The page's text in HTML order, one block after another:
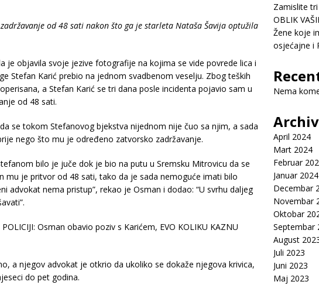
od 48 sati nakon što ga je starleta Nataša Šavija optužila
je objavila svoje jezive fotografije na kojima se vide povrede lica i
Stefan Karić prebio na jednom svadbenom veselju. Zbog teških
a Stefan Karić se tri dana posle incidenta pojavio sam u
od 48 sati.
se tokom Stefanovog bjekstva nijednom nije čuo sa njim, a sada
nego što mu je određeno zatvorsko zadržavanje.
bilo je juče dok je bio na putu u Sremsku Mitrovicu da se
mu je pritvor od 48 sati, tako da je sada nemoguće imati bilo
advokat nema pristup”, rekao je Osman i dodao: “U svrhu daljeg
a njegov advokat je otkrio da ukoliko se dokaže njegova krivica,
do pet godina.
Zamislite
OBLIK
Žene koje
osjećajne i
Nema
April 2024
Mart 2024
Februar
Januar 2024
Decembar
Novembar
Oktobar
Septembar
August
Juli 2023
Juni 2023
Maj 2023